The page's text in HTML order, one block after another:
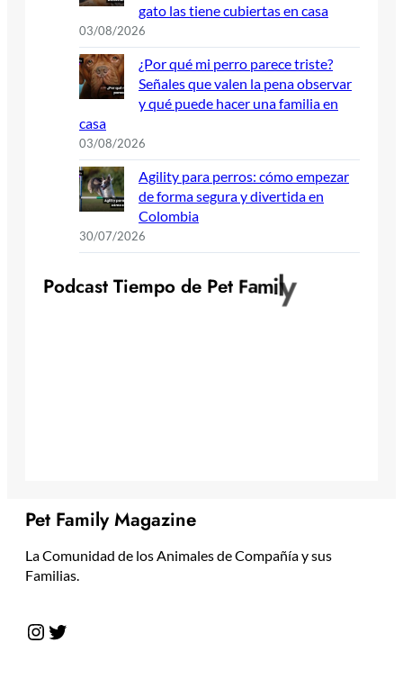
gato las tiene cubiertas en casa
03/08/2026
¿Por qué mi perro parece triste?
Señales que valen la pena observar
y qué puede hacer una familia en
casa
03/08/2026
Agility para perros: cómo empezar
de forma segura y divertida en
Colombia
30/07/2026
Podcast Tiempo de Pet Family
Pet Family Magazine
La Comunidad de los Animales de Compañía y sus
Familias.
Instagram Twitter